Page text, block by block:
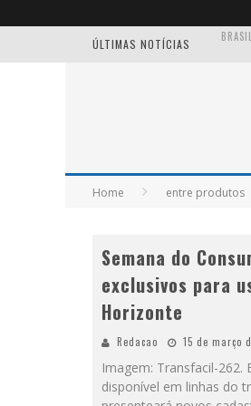
ÚLTIMAS NOTÍCIAS
Home entre produtos
Semana do
exclusivos para
Horizonte
Redacao 15 de março
Imagem: Transfacil-262.
disponível em linhas do